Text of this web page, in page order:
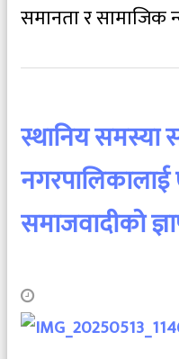
समानता र सामाजिक
स्थानिय समस्या
समाजवादीको